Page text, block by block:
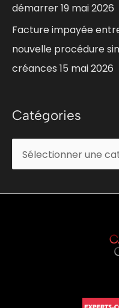
démarrer19 mai 2026
Facture impayée
nouvelle procédure
créances 15 mai 2026
Catégories